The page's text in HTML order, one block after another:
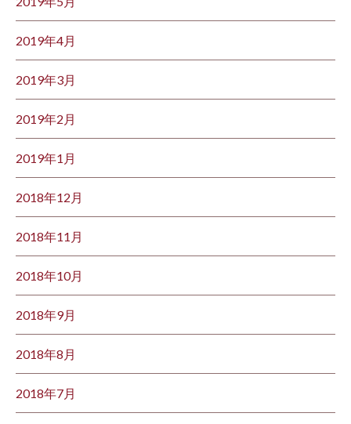
2019年4月
2019年3月
2019年2月
2019年1月
2018年12月
2018年11月
2018年10月
2018年9月
2018年8月
2018年7月